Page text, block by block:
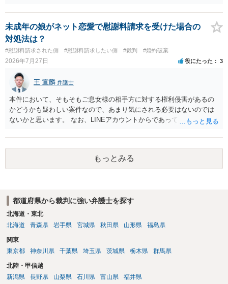
される可能性はあるのか ⇒LINEを含む１００万円の貸付に至るまでの
やり取り等の経緯、誓約書の内容等を踏まえて、関係を清算するため
の 金銭であったと評価される可能性はあると考えます。 ② 「今後一
切関与しないなら100万円振り込む」というLINEや誓約書は、裁判上
どの程度証拠価値があるのか ⇒前後のやり取りや誓約書の具体的内容
を見ない限り、具体的な判断はできませんが、一定の証拠価値はある
と考えます。 ③ 借用書があっても、後から100万円を貸付扱いに変更
することは認められるのか。 ⇒おそらく１００万円は不当利得（受け
取る正当な権利がないのに利益を取得した）として返還請求されてい
るものかと推察しますので、 貸金返還ではないかと存じます。 ④ 私
は現在、収入も不安定で貯金もなくリボ払い借金が既に約100万あり。
今年に再婚したが主人はお金に厳しい為、一括で220万円を支払う事は
困難 仮に裁判で敗訴した場合でも、分割払いになる可能性はあります
か。 ⇒判決となり敗訴してしまった場合は、強制執行により不動産等
の財産を差し押さえられ、そこから債権回収が図られることになりま
すが、 和解であれば柔軟な解決が可能ですので、その場合は分割払
識を前提にすれば、１００万円も含めて返済する必要はないと考えら
ます。
未成年の娘がネット恋愛で慰謝料請求を受けた場合の
対処法は？
#慰謝料請求された側 #慰謝料請求したい側 #裁判 #婚約破棄
2026年7月27日 役にたった 3
王 宣麟 弁護士
本件において、そもそもご息女様の相手方に対する権利侵害があるの
かどうかも疑わしい案件なので、あまり気にされる必要はないのでは
ないかと思います。 なお、LINEアカウントからであっても、そこに紐
るパターンはありえるものの、本件のような精神的損害が発生したと
明確にいえないような案件において開示がなされる可能性も低いので
もっとみる
都道府県から裁判に強い弁護士を探す
北海道・東北
北海道
青森県 岩手県 宮城県 秋田県 山形県 福島県
関東
東京都
神奈川県 千葉県 埼玉県 茨城県 栃木県 群馬県
北陸・甲信越
新潟県
長野県 山梨県 石川県 富山県 福井県